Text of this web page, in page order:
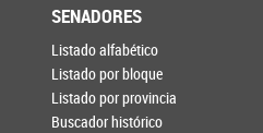
SENADORES
Listado alfabético
Listado por bloque
Listado por provincia
Buscador histórico